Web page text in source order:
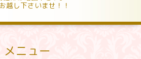
越し下さいませ！！
メニュー